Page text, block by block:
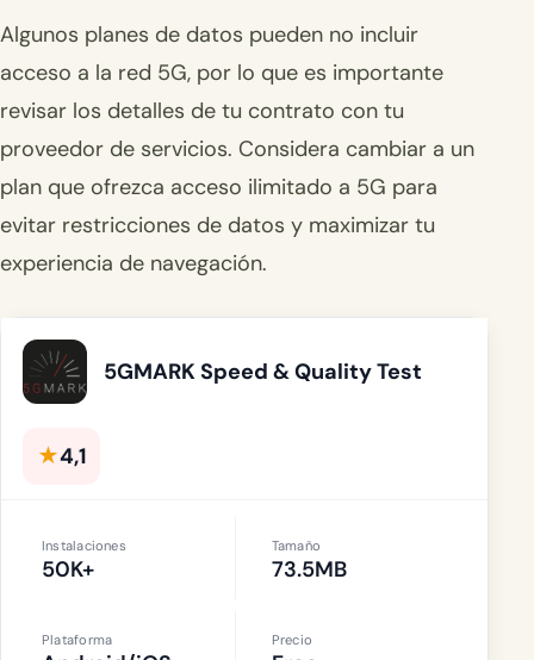
Algunos planes de datos pueden no incluir
acceso a la red 5G, por lo que es importante
revisar los detalles de tu contrato con tu
proveedor de servicios. Considera cambiar a un
plan que ofrezca acceso ilimitado a 5G para
evitar restricciones de datos y maximizar tu
experiencia de navegación.
5GMARK Speed & Quality Test
★4,1
Instalaciones
50K+
Tamaño
73.5MB
Plataforma Precio